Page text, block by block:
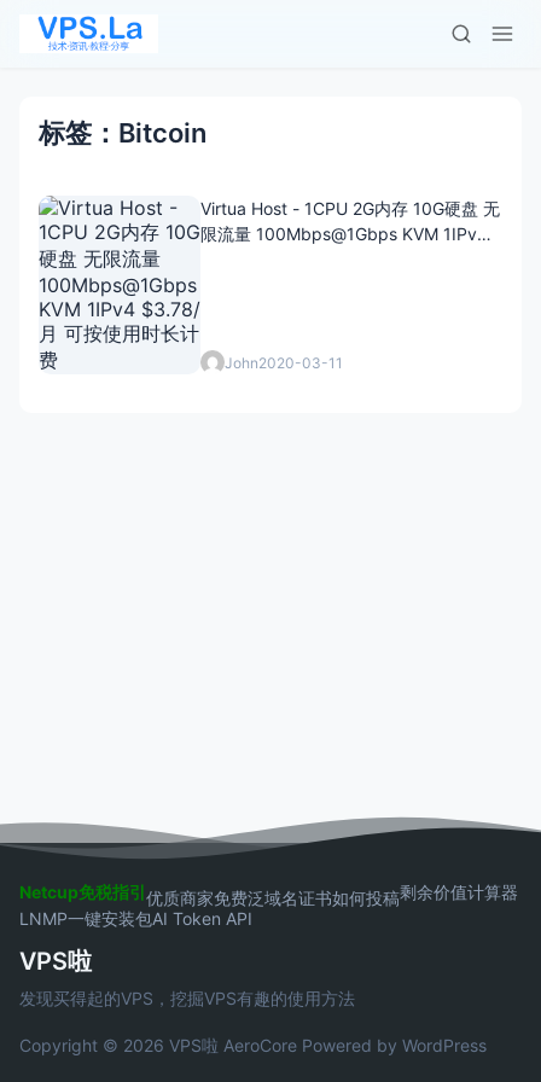
标签：Bitcoin
Virtua Host - 1CPU 2G内存 10G硬盘 无
限流量 100Mbps@1Gbps KVM 1IPv4
John2020-03-11
Netcup免税指引优质商家免费泛域名证书如何投稿剩余价值计算器
LNMP一键安装包AI Token API
VPS啦
发现买得起的VPS，挖掘VPS有趣的使用方法
Copyright © 2026 VPS啦 AeroCore Powered by WordPress